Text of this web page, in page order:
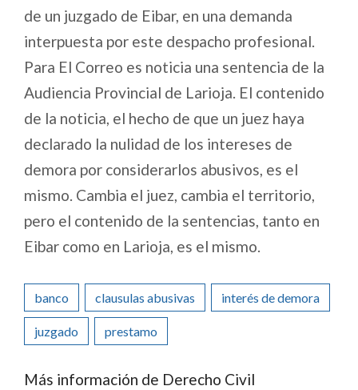
de un juzgado de Eibar, en una demanda
interpuesta por este despacho profesional.
Para El Correo es noticia una sentencia de la
Audiencia Provincial de Larioja. El contenido
de la noticia, el hecho de que un juez haya
declarado la nulidad de los intereses de
demora por considerarlos abusivos, es el
mismo. Cambia el juez, cambia el territorio,
pero el contenido de la sentencias, tanto en
Eibar como en Larioja, es el mismo.
banco clausulas abusivas interés de demora
juzgado prestamo
Más información de Derecho Civil